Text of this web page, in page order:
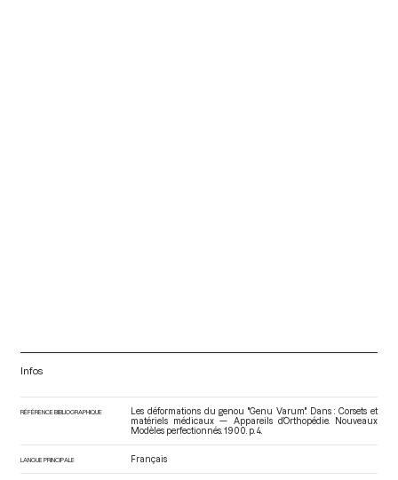
Infos
RÉFÉRENCE BIBLIOGRAPHIQUE
Les déformations du genou "Genu Varum". Dans : Corsets et
matériels médicaux — Appareils d’Orthopédie. Nouveaux
Modèles perfectionnés . 1900. p. 4.
LANGUE PRINCIPALE Français